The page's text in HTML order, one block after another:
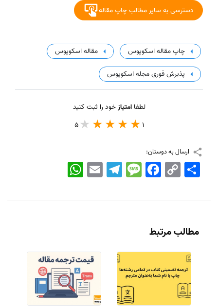
دسترسی به سایر مطالب چاپ مقاله
چاپ مقاله اسکوپوس مقاله اسکوپوس
پذیرش فوری مجله اسکوپوس
لطفاامتیازخود را ثبت کنید
1
5
ارسال به دوستان:
WhatsApp EmailTelegramMessageFacebook Copy
Link
اشتراک
مطالب مرتبط